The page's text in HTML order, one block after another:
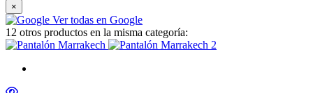
×
Ver todas en Google
12 otros productos en la misma categoría: